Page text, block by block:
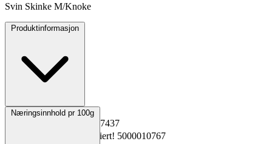
Svin Skinke M/Knoke
Produktinformasjon
Opprinnelsesland Norge
6367437
Kopiert! 5000010767
Næringsinnhold pr 100g